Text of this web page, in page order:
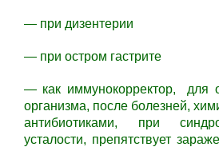
— при дизентерии
— при остром гастрите
— как иммунокорректор, для
организма, после болезней,
антибиотиками, при
усталости, препятствует